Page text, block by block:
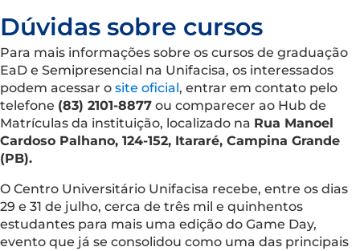
Dúvidas sobre cursos
Para mais informações sobre os cursos de graduação
EaD e Semipresencial na Unifacisa, os interessados
podem acessar o site oficial, entrar em contato pelo
telefone (83) 2101-8877 ou comparecer ao Hub de
Matrículas da instituição, localizado na Rua Manoel
Cardoso Palhano, 124-152, Itararé, Campina Grande
(PB).
O Centro Universitário Unifacisa recebe, entre os dias
29 e 31 de julho, cerca de três mil e quinhentos
estudantes para mais uma edição do Game Day,
evento que já se consolidou como uma das principais